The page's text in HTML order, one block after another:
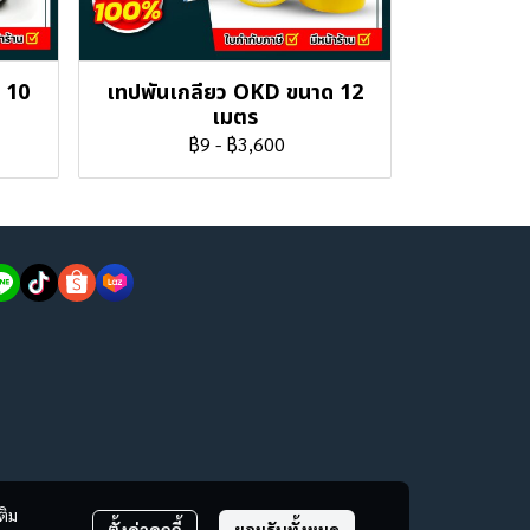
เทปพันเกลียว OKD ขนาด 12
เมตร
฿9 - ฿3,600
ม